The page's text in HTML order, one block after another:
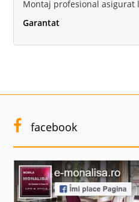
Montaj profesional asigurat
Garantat
facebook